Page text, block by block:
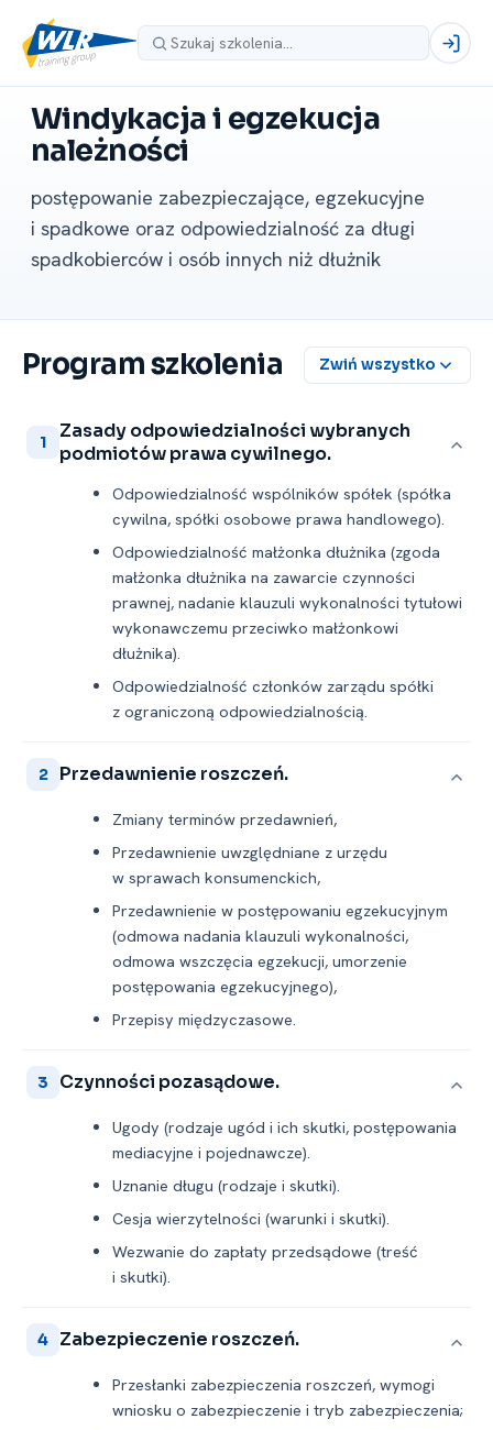
Windykacja i egzekucja
należności
postępowanie zabezpieczające, egzekucyjne
i spadkowe oraz odpowiedzialność za długi
spadkobierców i osób innych niż dłużnik
Program szkolenia Zwiń wszystko
1
Zasady odpowiedzialności wybranych
podmiotów prawa cywilnego.
Odpowiedzialność wspólników spółek (spółka
cywilna, spółki osobowe prawa handlowego).
Odpowiedzialność małżonka dłużnika (zgoda
małżonka dłużnika na zawarcie czynności
prawnej, nadanie klauzuli wykonalności tytułowi
wykonawczemu przeciwko małżonkowi
dłużnika).
Odpowiedzialność członków zarządu spółki
z ograniczoną odpowiedzialnością.
2 Przedawnienie roszczeń.
Zmiany terminów przedawnień,
Przedawnienie uwzględniane z urzędu
w sprawach konsumenckich,
Przedawnienie w postępowaniu egzekucyjnym
(odmowa nadania klauzuli wykonalności,
odmowa wszczęcia egzekucji, umorzenie
postępowania egzekucyjnego),
Przepisy międzyczasowe.
3 Czynności pozasądowe.
Ugody (rodzaje ugód i ich skutki, postępowania
mediacyjne i pojednawcze).
Uznanie długu (rodzaje i skutki).
Cesja wierzytelności (warunki i skutki).
Wezwanie do zapłaty przedsądowe (treść
i skutki).
4 Zabezpieczenie roszczeń.
Przesłanki zabezpieczenia roszczeń, wymogi
wniosku o zabezpieczenie i tryb zabezpieczenia;